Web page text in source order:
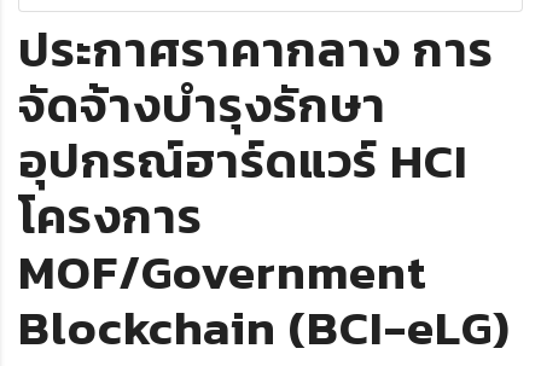
ประกาศราคากลาง การ
จัดจ้างบํารุงรักษา
อุปกรณ์ฮาร์ดแวร์ HCI
โครงการ
MOF/Government
Blockchain (BCI-eLG)